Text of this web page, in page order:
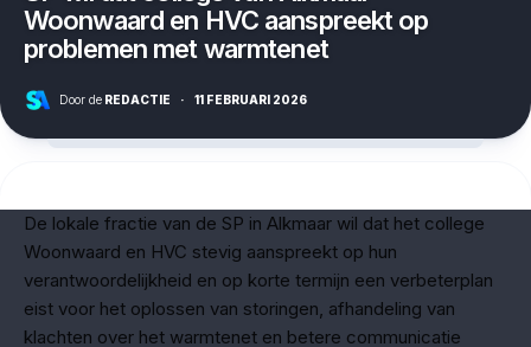
Woonwaard en HVC aanspreekt op
problemen met warmtenet
Door de REDACTIE · 11 FEBRUARI 2026
De lokale fractie van de SP in Alkmaar wil dat het college
Woonwaard en HVC stevig aanspreekt op hun
verantwoordelijkheid en op korte termijn een verbeterplan
eist voor het oplossen van storingen, afhandeling van
klachten over het warmtenet en betere communicatie